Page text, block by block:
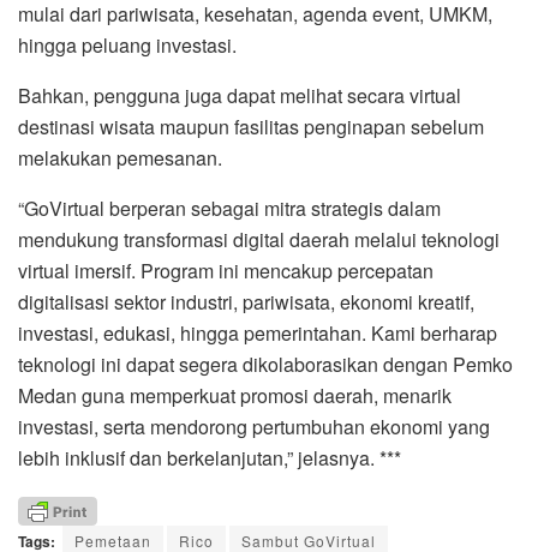
mulai dari pariwisata, kesehatan, agenda event, UMKM,
hingga peluang investasi.
Bahkan, pengguna juga dapat melihat secara virtual
destinasi wisata maupun fasilitas penginapan sebelum
melakukan pemesanan.
“GoVirtual berperan sebagai mitra strategis dalam
mendukung transformasi digital daerah melalui teknologi
virtual imersif. Program ini mencakup percepatan
digitalisasi sektor industri, pariwisata, ekonomi kreatif,
investasi, edukasi, hingga pemerintahan. Kami berharap
teknologi ini dapat segera dikolaborasikan dengan Pemko
Medan guna memperkuat promosi daerah, menarik
investasi, serta mendorong pertumbuhan ekonomi yang
lebih inklusif dan berkelanjutan,” jelasnya. ***
Tags: Pemetaan Rico Sambut GoVirtual